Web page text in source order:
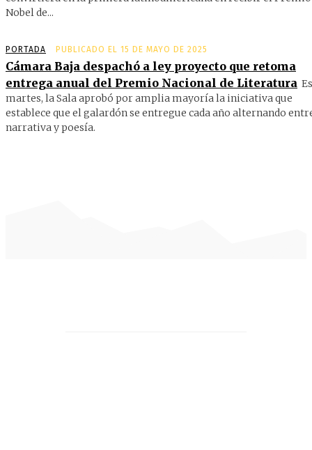
Nobel de...
PORTADA PUBLICADO EL 15 DE MAYO DE 2025
Cámara Baja despachó a ley proyecto que retoma
entrega anual del Premio Nacional de Literatura
martes, la Sala aprobó por amplia mayoría la iniciativa que
establece que el galardón se entregue cada año alternando
narrativa y poesía.